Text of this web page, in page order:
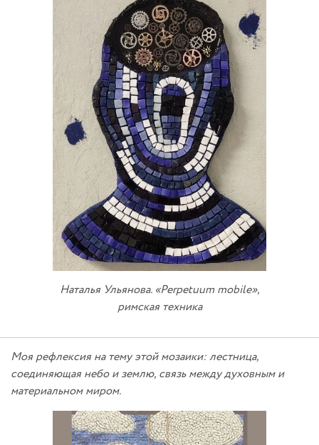
Наталья Ульянова. «Perpetuum mobile»,
римская техника
Моя рефлексия на тему этой мозаики: лестница,
соединяющая небо и землю, связь между духовным и
материальном миром.